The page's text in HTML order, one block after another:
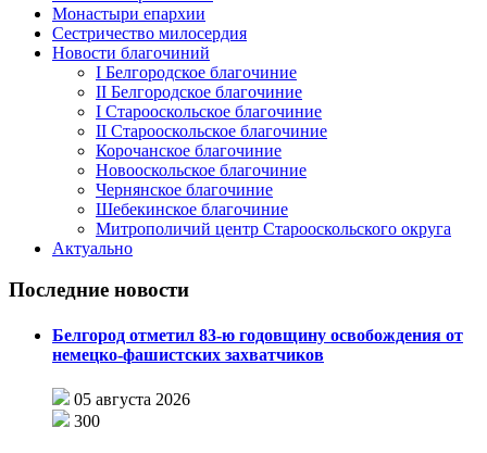
Монастыри епархии
Сестричество милосердия
Новости благочиний
I Белгородское благочиние
II Белгородское благочиние
I Старооскольское благочиние
II Старооскольское благочиние
Корочанское благочиние
Новооскольское благочиние
Чернянское благочиние
Шебекинское благочиние
Митрополичий центр Старооскольского округа
Актуально
Последние новости
Белгород отметил 83-ю годовщину освобождения от
немецко-фашистских захватчиков
05 августа 2026
300